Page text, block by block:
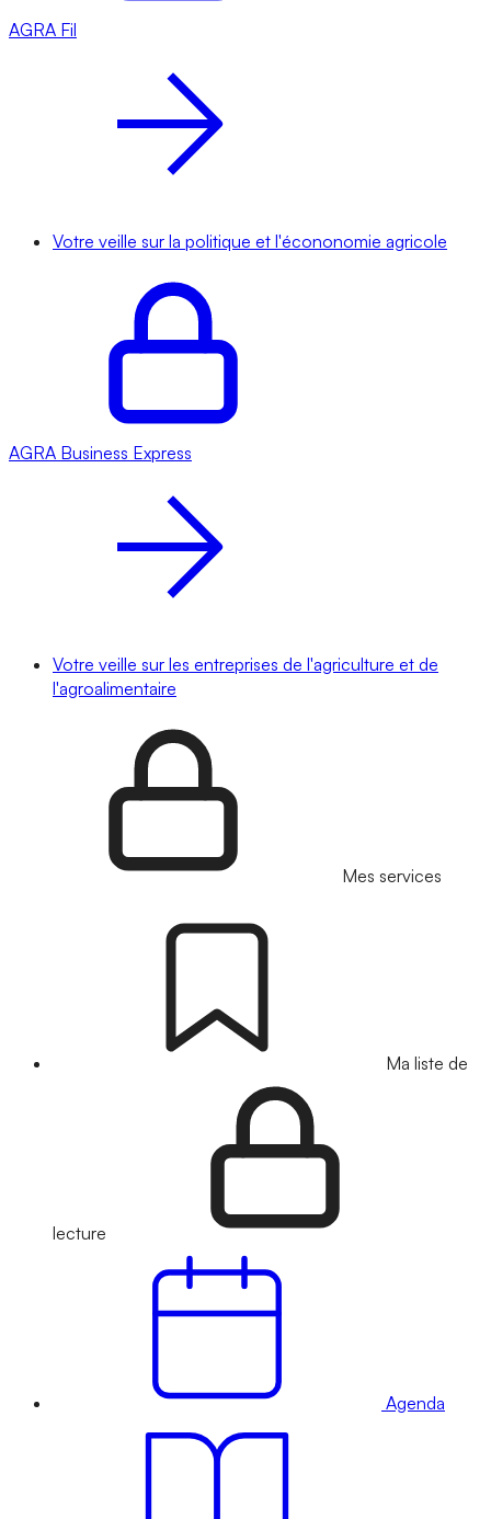
AGRA Fil
Votre veille sur la politique et l'écononomie agricole
AGRA Business Express
Votre veille sur les entreprises de l'agriculture et de
l'agroalimentaire
Mes services
Ma liste de
lecture
Agenda